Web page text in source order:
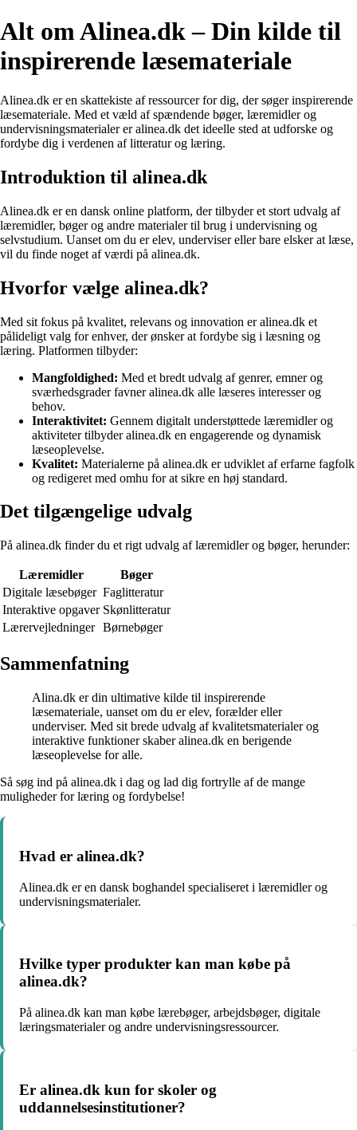
Alt om Alinea.dk – Din kilde til
inspirerende læsemateriale
Alinea.dk er en skattekiste af ressourcer for dig, der søger inspirerende
læsemateriale. Med et væld af spændende bøger, læremidler og
undervisningsmaterialer er alinea.dk det ideelle sted at udforske og
fordybe dig i verdenen af litteratur og læring.
Introduktion til alinea.dk
Alinea.dk er en dansk online platform, der tilbyder et stort udvalg af
læremidler, bøger og andre materialer til brug i undervisning og
selvstudium. Uanset om du er elev, underviser eller bare elsker at læse,
vil du finde noget af værdi på alinea.dk.
Hvorfor vælge alinea.dk?
Med sit fokus på kvalitet, relevans og innovation er alinea.dk et
pålideligt valg for enhver, der ønsker at fordybe sig i læsning og
læring. Platformen tilbyder:
Mangfoldighed: Med et bredt udvalg af genrer, emner og
sværhedsgrader favner alinea.dk alle læseres interesser og
behov.
Interaktivitet: Gennem digitalt understøttede læremidler og
aktiviteter tilbyder alinea.dk en engagerende og dynamisk
læseoplevelse.
Kvalitet: Materialerne på alinea.dk er udviklet af erfarne fagfolk
og redigeret med omhu for at sikre en høj standard.
Det tilgængelige udvalg
På alinea.dk finder du et rigt udvalg af læremidler og bøger, herunder:
Læremidler
Bøger
Digitale læsebøger Faglitteratur
Interaktive opgaver Skønlitteratur
Lærervejledninger Børnebøger
Sammenfatning
Alina.dk er din ultimative kilde til inspirerende
læsemateriale, uanset om du er elev, forælder eller
underviser. Med sit brede udvalg af kvalitetsmaterialer og
interaktive funktioner skaber alinea.dk en berigende
læseoplevelse for alle.
Så søg ind på alinea.dk i dag og lad dig fortrylle af de mange
muligheder for læring og fordybelse!
Hvad er alinea.dk?
Alinea.dk er en dansk boghandel specialiseret i læremidler og
undervisningsmaterialer.
Hvilke typer produkter kan man købe på
alinea.dk?
På alinea.dk kan man købe lærebøger, arbejdsbøger, digitale
læringsmaterialer og andre undervisningsressourcer.
Er alinea.dk kun for skoler og
uddannelsesinstitutioner?